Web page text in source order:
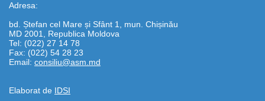
Adresa:
bd. Ștefan cel Mare și Sfânt 1, mun. Chișinău
MD 2001, Republica Moldova
Tel: (022) 27 14 78
Fax: (022) 54 28 23
Email: consiliu@asm.md
Elaborat de IDSI